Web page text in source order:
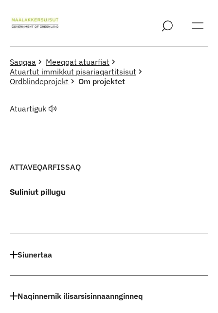
Saqqaa
Meeqqat atuarfiat
Atuartut immikkut pisariaqartitsisut
Ordblindeprojekt
Om projektet
Atuartiguk
ATTAVEQARFISSAQ
Suliniut pillugu
Siunertaa
Naqinnernik ilisarsisinnaannginneq